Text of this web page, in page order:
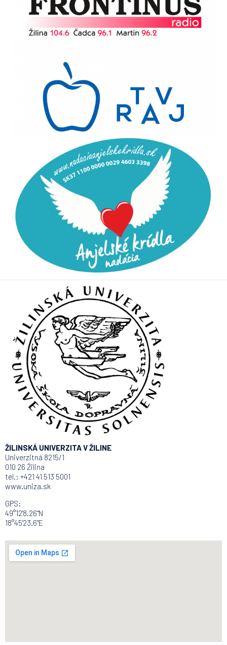
ŽILINSKÁ UNIVERZITA V ŽILINE
Univerzitná 8215/1
010 26 Žilina
tel.: +421 41 513 5001
www.uniza.sk
GPS:
49°12'8.26"N
18°45'23.6"E